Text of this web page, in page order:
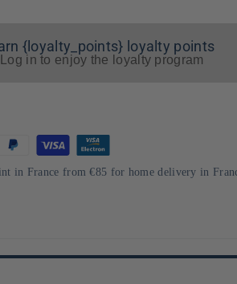
{loyalty_points} loyalty points
Log in to enjoy the loyalty program
in France from €85 for home delivery in